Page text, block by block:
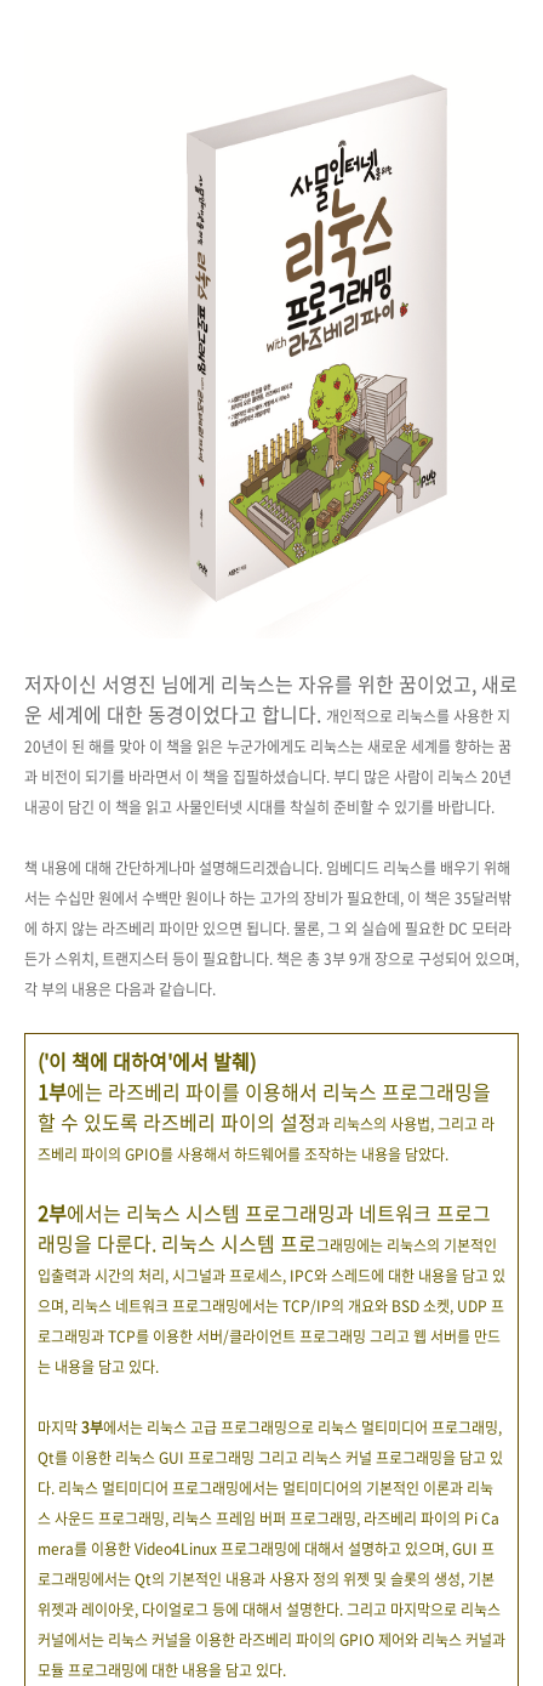
저자이신 서영진 님에게 리눅스는 자유를 위한 꿈이었고, 새로
운 세계에 대한 동경이었다고 합니다. 개인적으로 리눅스를 사용한 지
20년이 된 해를 맞아 이 책을 읽은 누군가에게도 리눅스는 새로운 세계를 향하는 꿈
과 비전이 되기를 바라면서 이 책을 집필하셨습니다. 부디 많은 사람이 리눅스 20년
내공이 담긴 이 책을 읽고 사물인터넷 시대를 착실히 준비할 수 있기를 바랍니다.
책 내용에 대해 간단하게나마 설명해드리겠습니다. 임베디드 리눅스를 배우기 위해
서는수십만 원에서 수백만 원이나 하는고가의 장비가 필요한데, 이 책은 35달러밖
에 하지 않는 라즈베리 파이만 있으면 됩니다. 물론, 그 외 실습에 필요한 DC 모터라
든가 스위치, 트랜지스터 등이 필요합니다. 책은 총 3부 9개 장으로 구성되어 있으며,
각 부의 내용은 다음과 같습니다.
('이 책에 대하여'에서 발췌)
1부에는 라즈베리 파이를 이용해서 리눅스 프로그래밍을
할 수 있도록 라즈베리 파이의 설정과 리눅스의 사용법, 그리고 라
즈베리 파이의 GPIO를 사용해서 하드웨어를 조작하는 내용을 담았다.
2부에서는 리눅스 시스템 프로그래밍과 네트워크 프로그
래밍을 다룬다. 리눅스 시스템 프로그래밍에는 리눅스의 기본적인
입출력과 시간의 처리, 시그널과 프로세스, IPC와 스레드에 대한 내용을 담고 있
으며, 리눅스 네트워크 프로그래밍에서는 TCP/IP의 개요와 BSD 소켓, UDP 프
로그래밍과 TCP를 이용한 서버/클라이언트 프로그래밍 그리고 웹 서버를 만드
는 내용을 담고 있다.
마지막3부에서는 리눅스 고급 프로그래밍으로 리눅스 멀티미디어 프로그래밍,
Qt를 이용한 리눅스 GUI 프로그래밍 그리고 리눅스 커널 프로그래밍을 담고 있
다. 리눅스 멀티미디어 프로그래밍에서는 멀티미디어의 기본적인 이론과 리눅
스 사운드 프로그래밍, 리눅스 프레임 버퍼 프로그래밍, 라즈베리 파이의 Pi Ca
mera를 이용한 Video4Linux 프로그래밍에 대해서 설명하고 있으며, GUI 프
로그래밍에서는 Qt의 기본적인 내용과 사용자 정의 위젯 및 슬롯의 생성, 기본
위젯과 레이아웃, 다이얼로그 등에 대해서 설명한다. 그리고 마지막으로 리눅스
커널에서는 리눅스 커널을 이용한 라즈베리 파이의 GPIO 제어와 리눅스 커널과
모듈 프로그래밍에 대한 내용을 담고 있다.